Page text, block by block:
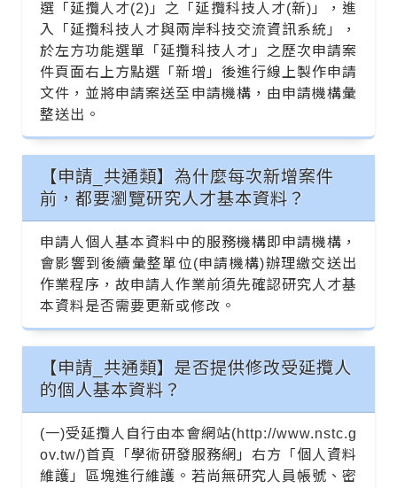
選「延攬人才(2)」之「延攬科技人才(新)」，進
入「延攬科技人才與兩岸科技交流資訊系統」，
於左方功能選單「延攬科技人才」之歷次申請案
件頁面右上方點選「新增」後進行線上製作申請
文件，並將申請案送至申請機構，由申請機構彙
整送出。
【申請_共通類】為什麼每次新增案件
前，都要瀏覽研究人才基本資料？
申請人個人基本資料中的服務機構即申請機構，
會影響到後續彙整單位(申請機構)辦理繳交送出
作業程序，故申請人作業前須先確認研究人才基
本資料是否需要更新或修改。
【申請_共通類】是否提供修改受延攬人
的個人基本資料？
(一)受延攬人自行由本會網站(http://www.nstc.g
ov.tw/)首頁「學術研發服務網」右方「個人資料
維護」區塊進行維護。若尚無研究人員帳號、密